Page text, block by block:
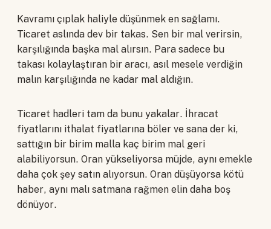
Kavramı çıplak haliyle düşünmek en sağlamı.
Ticaret aslında dev bir takas. Sen bir mal verirsin,
karşılığında başka mal alırsın. Para sadece bu
takası kolaylaştıran bir aracı, asıl mesele verdiğin
malın karşılığında ne kadar mal aldığın.
Ticaret hadleri tam da bunu yakalar. İhracat
fiyatlarını ithalat fiyatlarına böler ve sana der ki,
sattığın bir birim malla kaç birim mal geri
alabiliyorsun. Oran yükseliyorsa müjde, aynı emekle
daha çok şey satın alıyorsun. Oran düşüyorsa kötü
haber, aynı malı satmana rağmen elin daha boş
dönüyor.